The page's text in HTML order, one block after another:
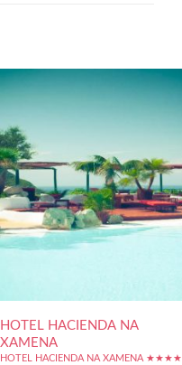
HOTEL HACIENDA NA
XAMENA
HOTEL HACIENDA NA XAMENA ★★★★